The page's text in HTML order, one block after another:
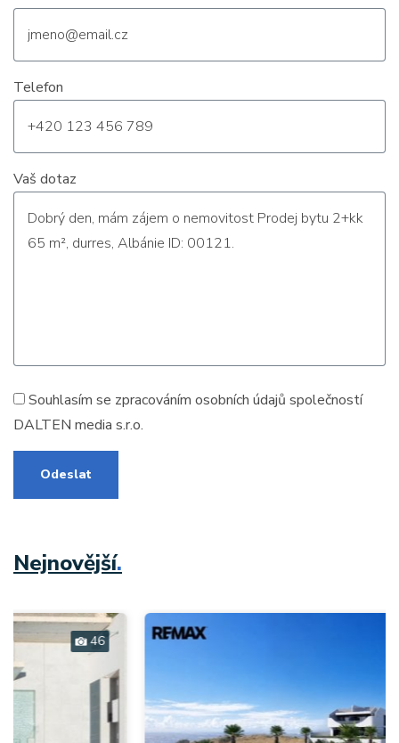
Telefon
Vaš dotaz
Souhlasím se zpracováním osobních údajů společností
DALTEN media s.r.o.
Odeslat
Nejnovější.